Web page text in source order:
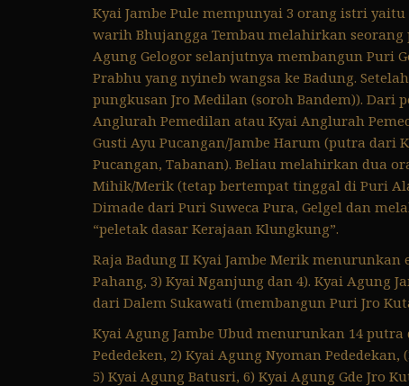
Kyai Jambe Pule mempunyai 3 orang istri
warih Bhujangga Tembau melahirkan
Agung Gelogor selanjutnya membangun Puri
Prabhu yang nyineb wangsa ke Badung.
pungkusan Jro Medilan (soroh Bandem)).
Anglurah Pemedilan atau Kyai Anglurah
Gusti Ayu Pucangan/Jambe Harum (putra dari
Pucangan, Tabanan). Beliau melahirkan dua
Mihik/Merik (tetap bertempat tinggal di Puri
Dimade dari Puri Suweca Pura, Gelgel dan
“peletak dasar Kerajaan Klungkung”.
Raja Badung II Kyai Jambe Merik menurunkan
Pahang, 3) Kyai Nganjung dan 4). Kyai Agung
dari Dalem Sukawati (membangun Puri Jro
Kyai Agung Jambe Ubud menurunkan 14
Pededeken, 2) Kyai Agung Nyoman
5) Kyai Agung Batusri, 6) Kyai Agung Gde Jro